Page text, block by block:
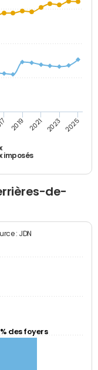
imposés
2019 2021 2023 2025
de-
: JDN
% des foyers